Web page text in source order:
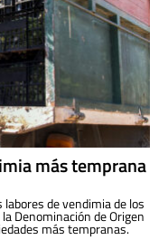
más temprana
de vendimia de los
Denominación de Origen
más tempranas.